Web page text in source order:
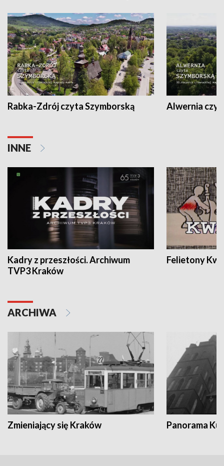
Rabka-Zdrój czyta Szymborską Alwernia
INNE
Kadry z przeszłości. Archiwum
TVP3 Kraków
Felietony
ARCHIWA
Zmieniający się Kraków Panorama